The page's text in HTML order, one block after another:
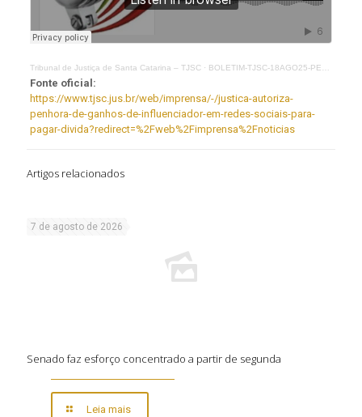
Tribunal de Justiça de Santa Catarina – TJSC· BOLETIM-TJSC-18AGO25-PENHORA-AI
Fonte oficial:
https://www.tjsc.jus.br/web/imprensa/-/justica-autoriza-
penhora-de-ganhos-de-influenciador-em-redes-sociais-para-
pagar-divida?redirect=%2Fweb%2Fimprensa%2Fnoticias
Artigos relacionados
7 de agosto de 2026
Senado faz esforço concentrado a partir de segunda
Leia mais